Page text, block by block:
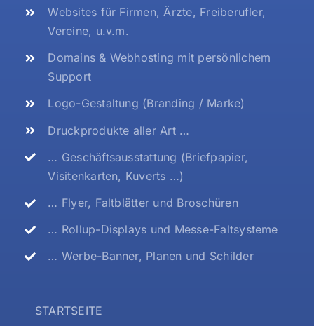
Websites für Firmen, Ärzte, Freiberufler,
Vereine, u.v.m.
Domains & Webhosting mit persönlichem
Support
Logo-Gestaltung (Branding / Marke)
Druckprodukte aller Art …
… Geschäftsausstattung (Briefpapier,
Visitenkarten, Kuverts …)
… Flyer, Faltblätter und Broschüren
… Rollup-Displays und Messe-Faltsysteme
… Werbe-Banner, Planen und Schilder
STARTSEITE